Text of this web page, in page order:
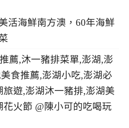
活海鮮南方澳，60年海鮮